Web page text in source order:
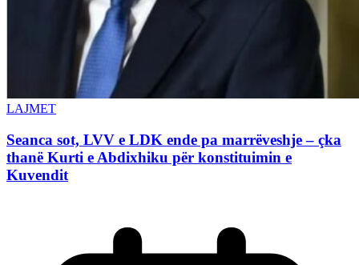
LAJMET
Seanca sot, LVV e LDK ende pa marrëveshje – çka
thanë Kurti e Abdixhiku për konstituimin e
Kuvendit